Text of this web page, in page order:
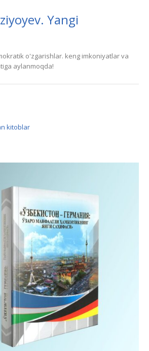
Yangi
o'zgarishlar. keng imkoniyatlar va
aylanmoqda!
kitoblar